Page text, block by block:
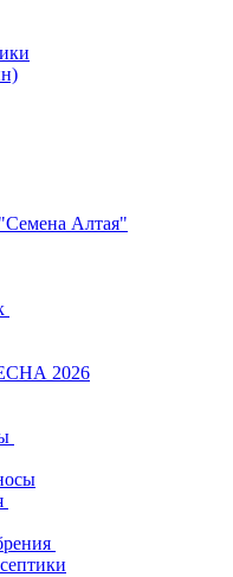
Алтая"
2026